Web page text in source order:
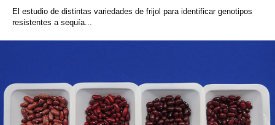
El estudio de distintas variedades de frijol para identificar genotipos
resistentes a sequía...